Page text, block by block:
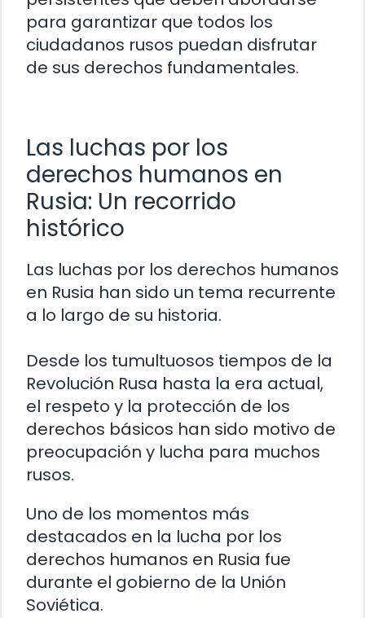
para garantizar que todos los
ciudadanos rusos puedan disfrutar
de sus derechos fundamentales.
Las luchas por los
derechos humanos en
Rusia: Un recorrido
histórico
Las luchas por los derechos humanos
en Rusia han sido un tema recurrente
a lo largo de su historia.
Desde los tumultuosos tiempos de la
Revolución Rusa hasta la era actual,
el respeto y la protección de los
derechos básicos han sido motivo de
preocupación y lucha para muchos
rusos.
Uno de los momentos más
destacados en la lucha por los
derechos humanos en Rusia fue
durante el gobierno de la Unión
Soviética.